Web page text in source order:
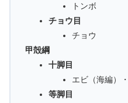
トンボ
チョウ目
チョウ
甲殻綱
十脚目
エビ（海編）
等脚目